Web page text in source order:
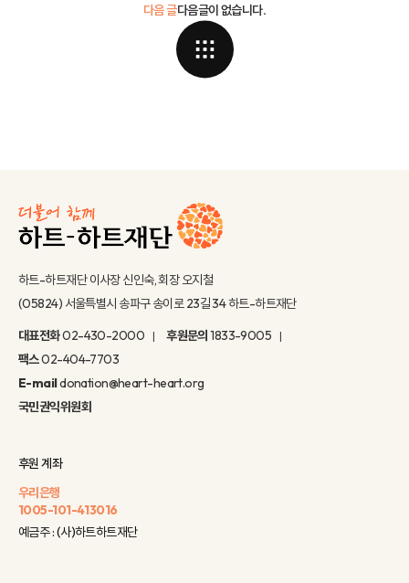
다음글이 없습니다.
다음 글
하트-하트재단 이사장 신인숙, 회장 오지철
(05824) 서울특별시 송파구 송이로 23길 34 하트-하트재단
대표전화02-430-2000 후원문의1833-9005
팩스02-404-7703
E-maildonation@heart-heart.org
국민권익위원회
후원 계좌
우리은행
1005-101-413016
예금주 : (사)하트하트재단